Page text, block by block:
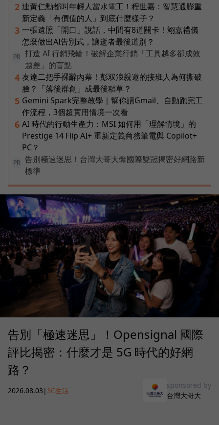
2 連黃仁勳都叫年輕人當水電工！程世嘉：智慧通膨重
新定義「有價值的人」到底什麼樣子？
3 一張遺照「開口」說話，中間有8道關卡！翊嘉禮儀
怎麼做出AI告別式，讓逝者最後道別？
PR
打造 AI 行銷飛輪！破解企業行銷「工具越多卻成效
越差」的盲點
4 友達二把手裸辭內幕！彭双浪親邀的接班人為何撕破
臉？「落後群創」成最後稻草？
5 Gemini Spark完整教學｜幫你讀Gmail、自動跑完工
作流程，3個超實用情境一次看
6 AI 時代的行動生產力：MSI 如何用「理解情境」的
Prestige 14 Flip AI+ 重新定義商務筆電與 Copilot+
PC？
PR
告別極速迷思！台灣大哥大奪國際雙冠揭密好網路新
標準
告別「極速迷思」！Opensignal 國際
評比揭密：什麼才是 5G 時代的好網
路？
2026.08.03 | 3C生活
sponsored by
台灣大哥大